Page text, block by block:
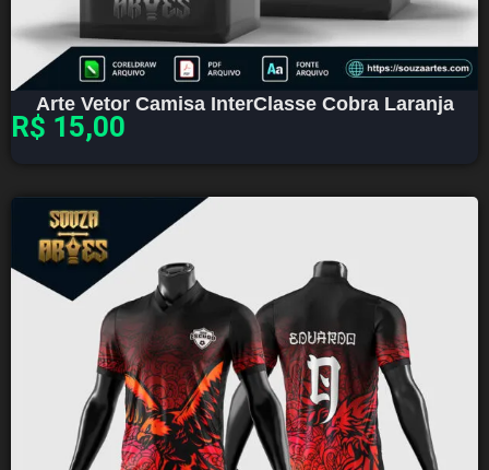
Arte Vetor Camisa InterClasse Cobra Laranja
R$ 15,00